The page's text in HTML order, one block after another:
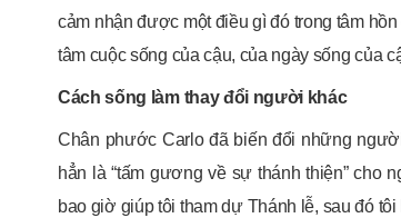
cảm nhận được một điều gì đó trong tâm
tâm cuộc sống của cậu, của ngày sống của
Cách sống làm thay đổi người khác
Chân phước Carlo đã biến đổi những
hẳn là “tấm gương về sự thánh thiện” cho
bao giờ giúp tôi tham dự Thánh lễ, sau đó